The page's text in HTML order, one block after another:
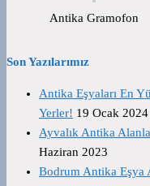
Antika Gramofon
Son Yazılarımız
Antika Eşyaları En
Yerler! 19 Ocak 2024
Ayvalık Antika
Haziran 2023
Bodrum Antika Eşya